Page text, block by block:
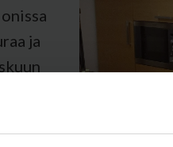
ja